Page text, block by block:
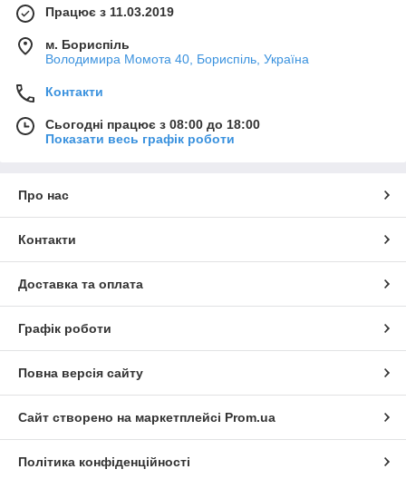
Працює з 11.03.2019
м. Бориспіль
Володимира Момота 40, Бориспіль, Україна
Контакти
Сьогодні працює з 08:00 до 18:00
Показати весь графік роботи
Про нас
Контакти
Доставка та оплата
Графік роботи
Повна версія сайту
Сайт створено на маркетплейсі Prom.ua
Політика конфіденційності